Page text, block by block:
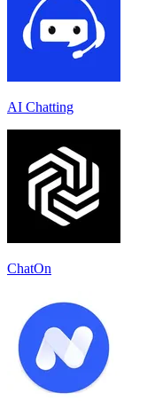
AI Chatting
ChatOn